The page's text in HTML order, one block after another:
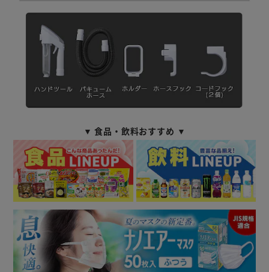
▼ 食品・飲料おすすめ ▼